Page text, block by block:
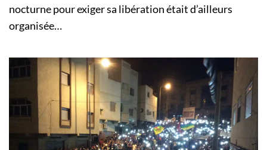
nocturne pour exiger sa libération était d’ailleurs
organisée…